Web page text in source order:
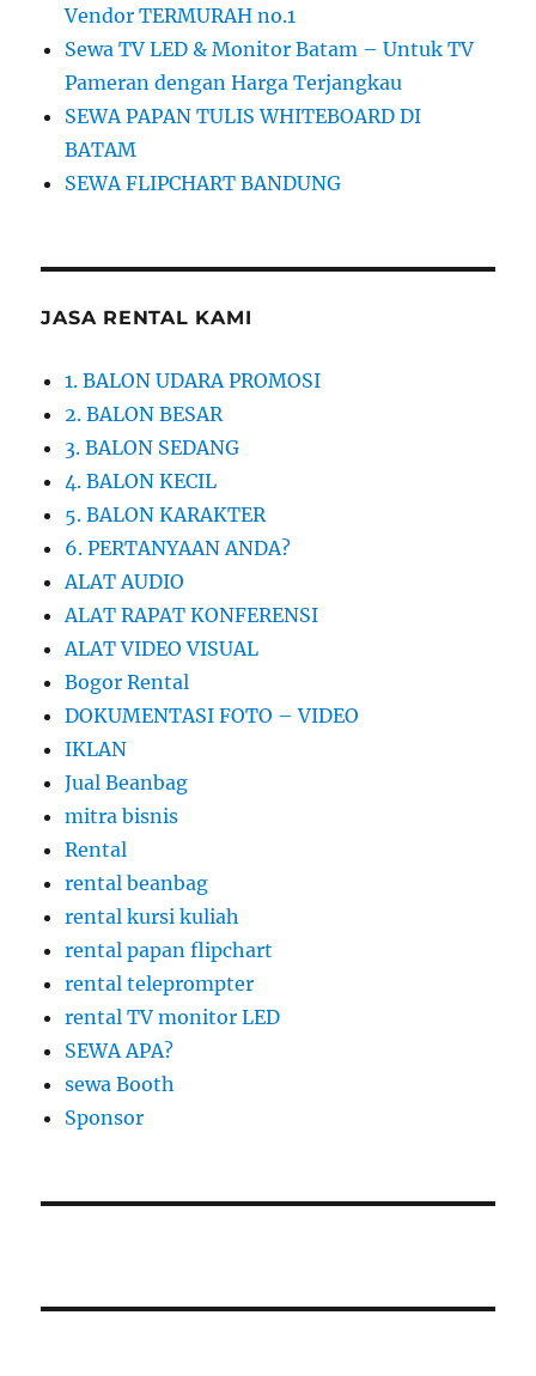
Vendor TERMURAH no.1
Sewa TV LED & Monitor Batam – Untuk TV
Pameran dengan Harga Terjangkau
SEWA PAPAN TULIS WHITEBOARD DI
BATAM
SEWA FLIPCHART BANDUNG
JASA RENTAL KAMI
1. BALON UDARA PROMOSI
2. BALON BESAR
3. BALON SEDANG
4. BALON KECIL
5. BALON KARAKTER
6. PERTANYAAN ANDA?
ALAT AUDIO
ALAT RAPAT KONFERENSI
ALAT VIDEO VISUAL
Bogor Rental
DOKUMENTASI FOTO – VIDEO
IKLAN
Jual Beanbag
mitra bisnis
Rental
rental beanbag
rental kursi kuliah
rental papan flipchart
rental teleprompter
rental TV monitor LED
SEWA APA?
sewa Booth
Sponsor